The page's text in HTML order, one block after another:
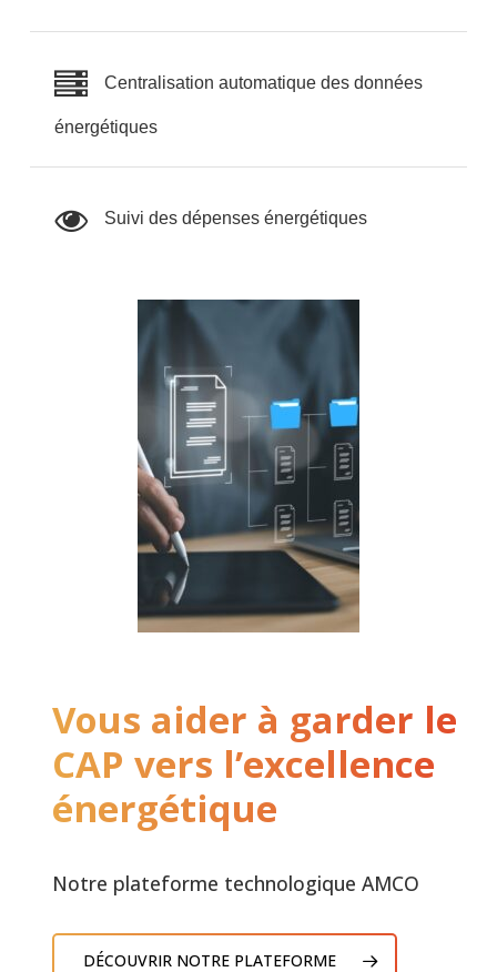
Centralisation automatique des données
énergétiques
Suivi des dépenses énergétiques
Vous aider à garder le
CAP vers l’excellence
énergétique
Notre plateforme technologique AMCO
DÉCOUVRIR NOTRE PLATEFORME